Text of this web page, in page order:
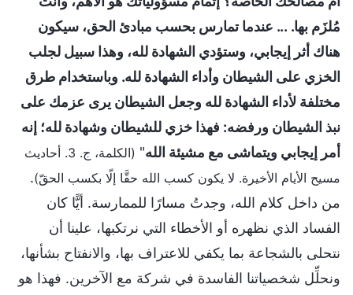
مُلزَم بها. ... عندما تمارس بحسب مبادئ الحق، سيكون
هناك أثر إيجابي، وستؤدي الشهادة لله، وهذا سبيل لجلب
الخزي على الشيطان وأداء الشهادة لله. وباستخدام طرق
مختلفة لأداء الشهادة لله وجعل الشيطان يرى عزمك على
نبذ الشيطان ورفضه: فهذا خزي للشيطان وشهادة لله؛ إنه
أمر إيجابي ويتماشى مع مشيئة الله"
(الكلمة، ج. 3. أحاديث
مسيح الأيام الأخيرة. لا يكون كسب الله حقَّا إلّا بكسب الحقّ).
من داخل كلام الله، وجدتُ مسارًا للممارسة. أيًّا كان
الفساد الذي نظهره أو الأخطاء التي نرتكبها، علينا أن
نتحلى بالشجاعة بما يكفي للاعتراف بها، والانفتاح بشأنها،
ونحلِّل شخصياتنا الفاسدة في شركة مع الآخرين. فهذا هو